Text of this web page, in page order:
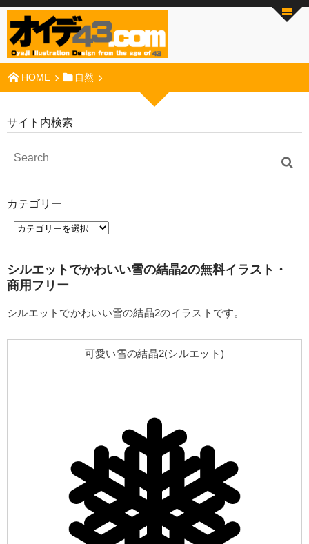
HOME 自然
サイト内検索
カテゴリー
シルエットでかわいい雪の結晶2の無料イラスト・
商用フリー
シルエットでかわいい雪の結晶2のイラストです。
可愛い雪の結晶2(シルエット)